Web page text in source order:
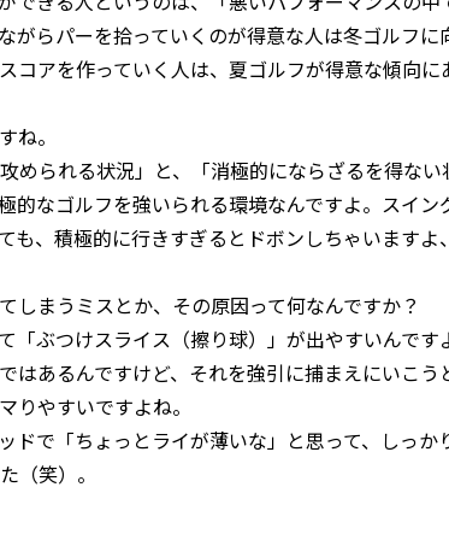
がらパーを拾っていくのが得意な人は冬ゴルフに
コアを作っていく人は、夏ゴルフが得意な傾向に
ね。
められる状況」と、「消極的にならざるを得ない
的なゴルフを強いられる環境なんですよ。スイン
も、積極的に行きすぎるとドボンしちゃいますよ
しまうミスとか、その原因って何なんですか？
「ぶつけスライス（擦り球）」が出やすいんです
あるんですけど、それを強引に捕まえにいこう
りやすいですよね。
ドで「ちょっとライが薄いな」と思って、しっか
（笑）。